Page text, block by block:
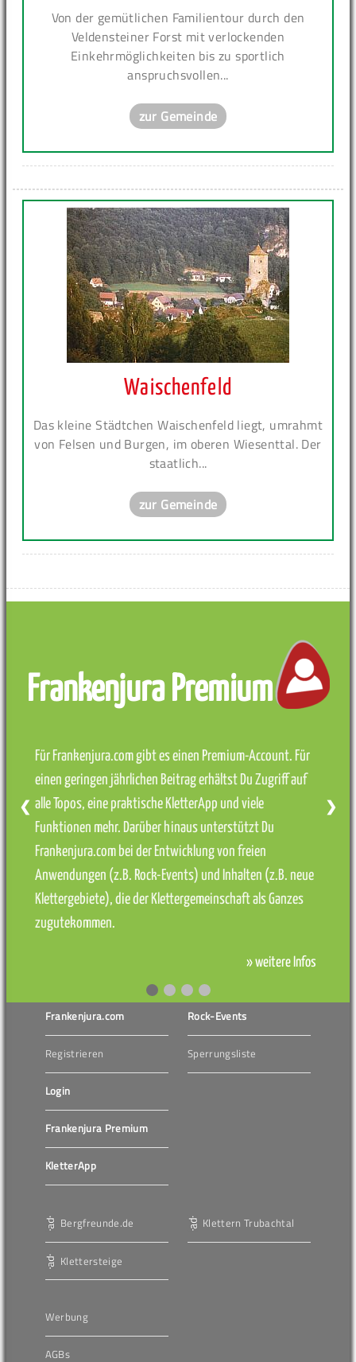
Von der gemütlichen Familientour durch den
Veldensteiner Forst mit verlockenden
Einkehrmöglichkeiten bis zu sportlich
anspruchsvollen...
zur Gemeinde
Waischenfeld
Das kleine Städtchen Waischenfeld liegt, umrahmt
von Felsen und Burgen, im oberen Wiesenttal. Der
staatlich...
zur Gemeinde
Frankenjura Premium
Für Frankenjura.com gibt es einen Premium-Account. Für
einen geringen jährlichen Beitrag erhältst Du Zugriff auf
alle Topos, eine praktische KletterApp und viele
Funktionen mehr. Darüber hinaus unterstützt Du
Frankenjura.com bei der Entwicklung von freien
Anwendungen (z.B. Rock-Events) und Inhalten (z.B. neue
Klettergebiete), die der Klettergemeinschaft als Ganzes
zugutekommen.
» weitere Infos
❮ ❯
Frankenjura.com
Registrieren
Login
Frankenjura Premium
KletterApp
Rock-Events
Sperrungsliste
Bergfreunde.de
Klettersteige
Klettern Trubachtal
Werbung
AGBs